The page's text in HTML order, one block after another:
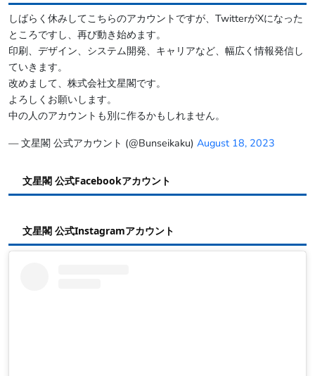
しばらく休みしてこちらのアカウントですが、TwitterがXになった
ところですし、再び動き始めます。
印刷、デザイン、システム開発、キャリアなど、幅広く情報発信し
ていきます。
改めまして、株式会社文星閣です。
よろしくお願いします。
中の人のアカウントも別に作るかもしれません。
— 文星閣 公式アカウント (@Bunseikaku) August 18, 2023
文星閣 公式Facebookアカウント
文星閣 公式Instagramアカウント